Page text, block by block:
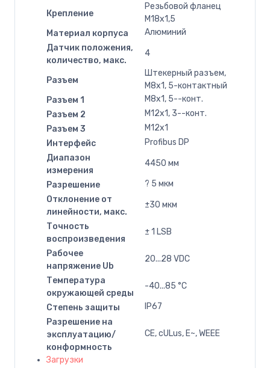
Крепление
Резьбовой фланец
M18x1,5
Материал корпуса
Алюминий
Датчик положения,
количество, макс.
4
Разъем
Штекерный разъем,
M8x1, 5-контактный
Разъем 1
M8x1, 5--конт.
Разъем 2
M12x1, 3--конт.
Разъем 3
M12x1
Интерфейс
Profibus DP
Диапазон
измерения
4450 мм
Разрешение
? 5 мкм
Отклонение от
линейности, макс.
±30 мкм
Точность
воспроизведения
± 1 LSB
Рабочее
напряжение Ub
20...28 VDC
Температура
окружающей среды
-40...85 °C
Степень защиты
IP67
Разрешение на
эксплуатацию/
конформность
CE, cULus, E~, WEEE
Загрузки